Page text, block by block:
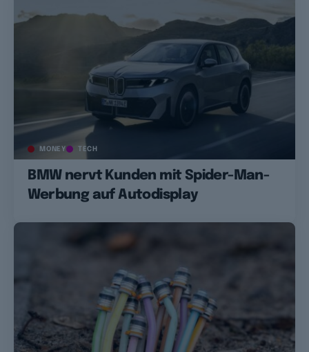
MONEY TECH
BMW nervt Kunden mit Spider-Man-
Werbung auf Autodisplay